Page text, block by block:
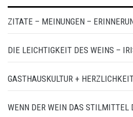
ZITATE – MEINUNGEN –
DIE LEICHTIGKEIT DES WEINS –
GASTHAUSKULTUR +
WENN DER WEIN DAS STILMITTEL